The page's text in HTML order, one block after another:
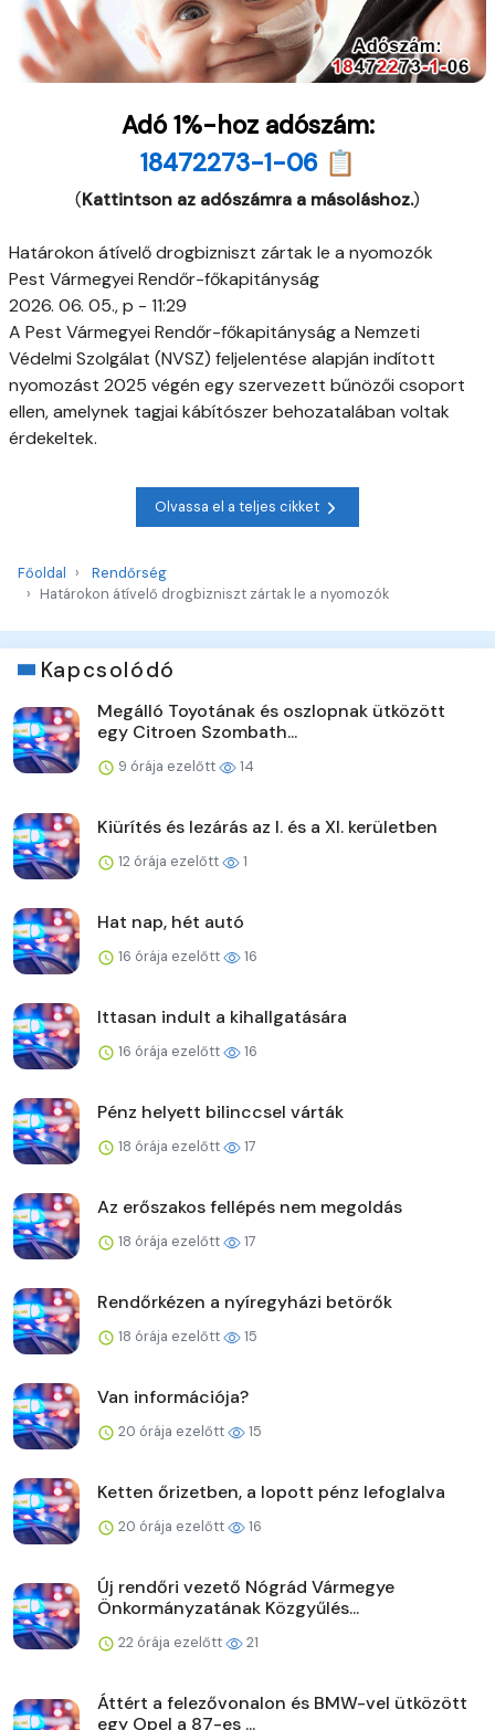
Adó 1%-hoz adószám:
18472273-1-06 📋
(Kattintson az adószámra a másoláshoz.)
Határokon átívelő drogbizniszt zártak le a nyomozók
Pest Vármegyei Rendőr-főkapitányság
2026. 06. 05., p - 11:29
A Pest Vármegyei Rendőr-főkapitányság a Nemzeti
Védelmi Szolgálat (NVSZ) feljelentése alapján indított
nyomozást 2025 végén egy szervezett bűnözői csoport
ellen, amelynek tagjai kábítószer behozatalában voltak
érdekeltek.
Olvassa el a teljes cikket
Főoldal
Rendőrség
Határokon átívelő drogbizniszt zártak le a nyomozók
Kapcsolódó
Megálló Toyotának és oszlopnak ütközött
egy Citroen Szombath...
9 órája ezelőtt 14
Kiürítés és lezárás az I. és a XI. kerületben
12 órája ezelőtt 1
Hat nap, hét autó
16 órája ezelőtt 16
Ittasan indult a kihallgatására
16 órája ezelőtt 16
Pénz helyett bilinccsel várták
18 órája ezelőtt 17
Az erőszakos fellépés nem megoldás
18 órája ezelőtt 17
Rendőrkézen a nyíregyházi betörők
18 órája ezelőtt 15
Van információja?
20 órája ezelőtt 15
Ketten őrizetben, a lopott pénz lefoglalva
20 órája ezelőtt 16
Új rendőri vezető Nógrád Vármegye
Önkormányzatának Közgyűlés...
22 órája ezelőtt 21
Áttért a felezővonalon és BMW-vel ütközött
egy Opel a 87-es ...